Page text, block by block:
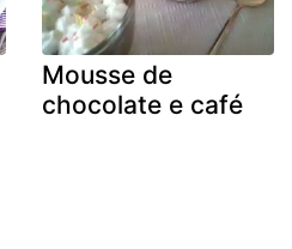
Mousse de
chocolate e café